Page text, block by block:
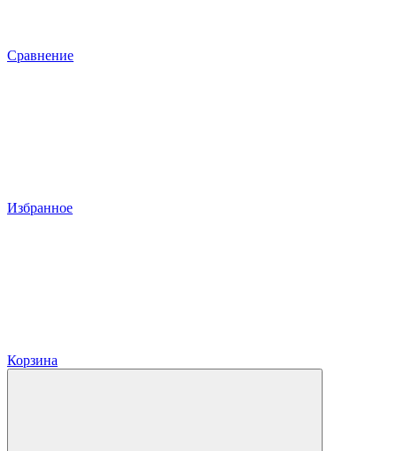
Сравнение
Избранное
Корзина